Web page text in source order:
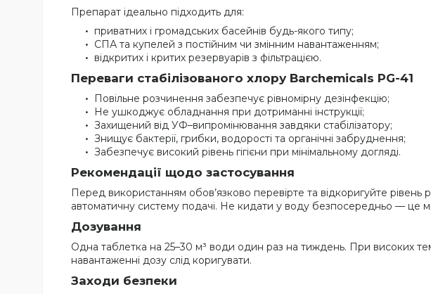
Препарат ідеально підходить для:
приватних і громадських басейнів будь-якого типу;
СПА та купелей з постійним чи змінним навантаженням;
відкритих і критих резервуарів з фільтрацією.
Переваги стабілізованого хлору Barchemicals PG-41
Повільне розчинення забезпечує рівномірну дезінфекцію;
Не ушкоджує обладнання при дотриманні інструкції;
Захищений від УФ–випромінювання завдяки стабілізатору;
Знищує бактерії, грибки, водорості та органічні забруднення;
Забезпечує високий рівень гігієни при мінімальному догляді.
Рекомендації щодо застосування
Перед використанням обов’язково перевірте та відкоригуйте
автоматичну систему подачі. Не кидати у воду безпосередньо —
Дозування
Одна таблетка на 25–30 м³ води один раз на тиждень. При високих
навантаженні дозу слід коригувати.
Заходи безпеки